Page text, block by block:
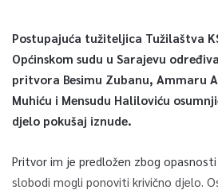
Postupajuća tužiteljica Tužilaštva
Općinskom sudu u Sarajevu
pritvora Besimu Zubanu, Ammaru
Muhiću i Mensudu Haliloviću
djelo pokušaj iznude.
Pritvor im je predložen zbog
slobodi mogli ponoviti krivično djelo.